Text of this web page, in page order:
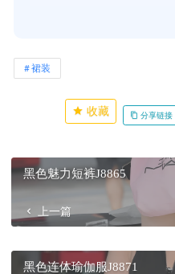
裙装
收藏 分享链接
黑色魅力短裤J8865
上一篇
黑色连体瑜伽服J8871